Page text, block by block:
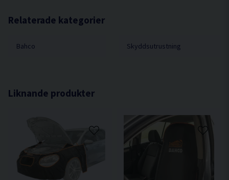
Relaterade kategorier
Bahco Skyddsutrustning
Liknande produkter